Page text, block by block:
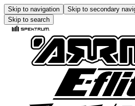
Skip to navigation Skip to secondary
Skip to search